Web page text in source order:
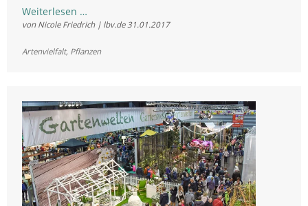
Weiterlesen …Klatschmohn
ist
von Nicole Friedrich | lbv.de31.01.2017
Artenvielfalt, Pflanzen